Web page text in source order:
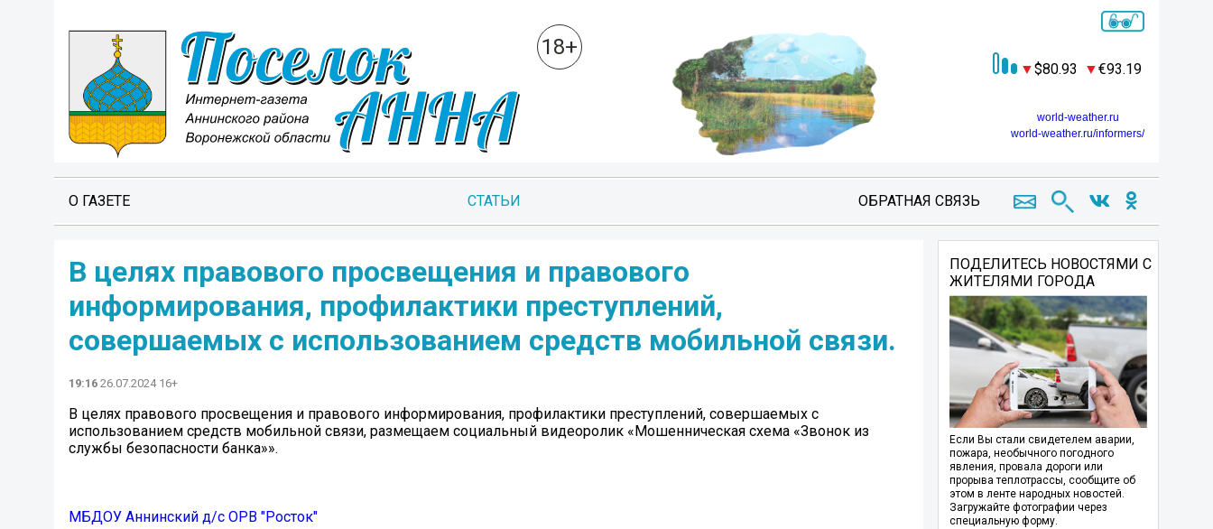
18+
80.93 93.19
world-weather.ru
world-weather.ru/informers/
О ГАЗЕТЕ СТАТЬИ ОБРАТНАЯ СВЯЗЬ
В целях правового просвещения и правового
информирования, профилактики преступлений,
совершаемых с использованием средств мобильной связи.
19:16 26.07.2024 16+
В целях правового просвещения и правового информирования, профилактики преступлений, совершаемых с
использованием средств мобильной связи, размещаем социальный видеоролик «Мошенническая схема «Звонок из
службы безопасности банка»».
МБДОУ Аннинский д/с ОРВ "Росток"
ПОДЕЛИТЕСЬ НОВОСТЯМИ С
ЖИТЕЛЯМИ ГОРОДА
Если Вы стали свидетелем аварии,
пожара, необычного погодного
явления, провала дороги или
прорыва теплотрассы, сообщите об
этом в ленте народных новостей.
Загружайте фотографии через
специальную форму.